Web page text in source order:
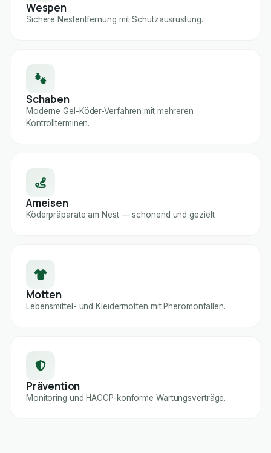
Wespen
Sichere Nestentfernung mit Schutzausrüstung.
Schaben
Moderne Gel-Köder-Verfahren mit mehreren
Kontrollterminen.
Ameisen
Köderpräparate am Nest — schonend und gezielt.
Motten
Lebensmittel- und Kleidermotten mit Pheromonfallen.
Prävention
Monitoring und HACCP-konforme Wartungsverträge.